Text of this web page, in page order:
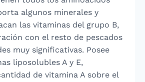
algunos minerales y
las vitaminas del grupo B,
con el resto de pescados
muy significativas. Posee
liposolubles A y E,
de vitamina A sobre el